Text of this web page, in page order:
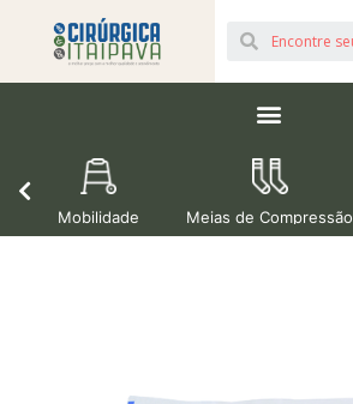
Mobilidade Meias de Compressão